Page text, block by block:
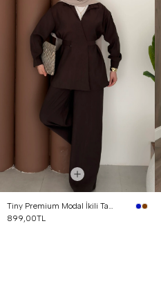
Tiny Premium Modal İkili Takım Kahverengi
899,00TL